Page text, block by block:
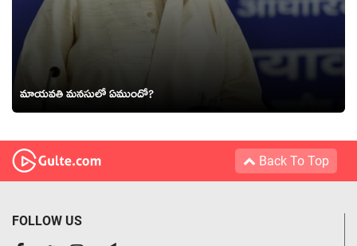
మాయ‌వ‌తి మ‌న‌సులో ఏముందో?
Back To Top
FOLLOW US